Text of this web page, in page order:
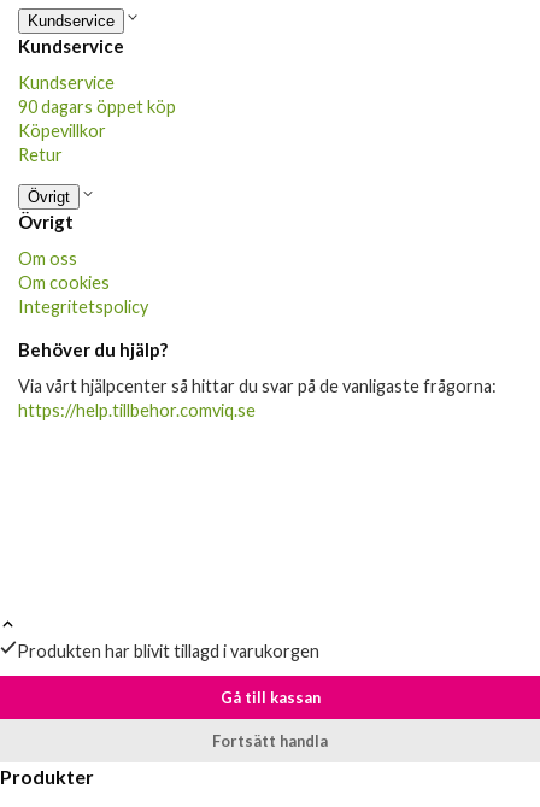
Kundservice
Kundservice
Kundservice
90 dagars öppet köp
Köpevillkor
Retur
Övrigt
Övrigt
Om oss
Om cookies
Integritetspolicy
Behöver du hjälp?
Via vårt hjälpcenter så hittar du svar på de vanligaste frågorna:
https://help.tillbehor.comviq.se
Produkten har blivit tillagd i varukorgen
Gå till kassan
Fortsätt handla
Produkter